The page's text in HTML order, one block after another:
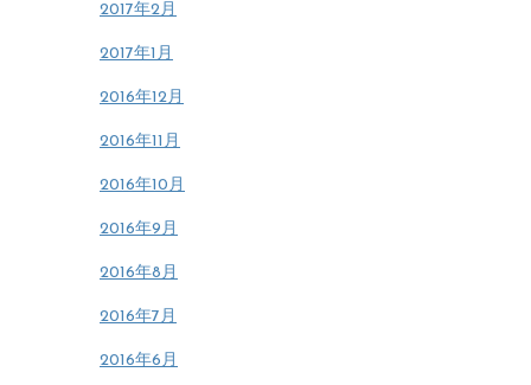
2017年2月
2017年1月
2016年12月
2016年11月
2016年10月
2016年9月
2016年8月
2016年7月
2016年6月